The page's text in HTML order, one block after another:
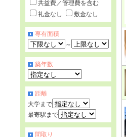
共益費／管理費を含む
礼金なし
敷金なし
専有面積
～
築年数
距離
大学まで
最寄駅まで
間取り